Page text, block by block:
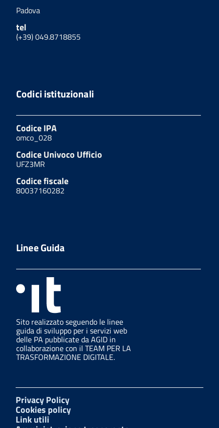
Padova
tel
(+39) 049.8718855
Codici istituzionali
Codice IPA
omco_028
Codice Univoco Ufficio
UFZ3MR
Codice fiscale
80037160282
Linee Guida
Sito realizzato seguendo le linee
guida di sviluppo per i servizi web
delle PA pubblicate da AGID in
collaborazione con il TEAM PER LA
TRASFORMAZIONE DIGITALE.
Privacy Policy
Cookies policy
Link utili